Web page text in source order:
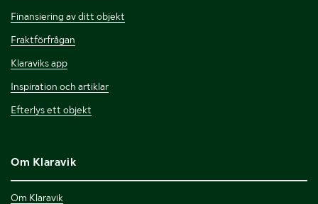
Finansiering av ditt objekt
Fraktförfrågan
Klaraviks app
Inspiration och artiklar
Efterlys ett objekt
Om Klaravik
Om Klaravik